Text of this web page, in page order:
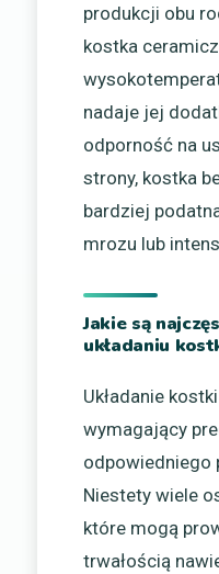
produkcji obu
kostka
nadaje jej
odporność na
strony, kostka
bardziej
mrozu lub
Jakie są
układaniu
Układanie
wymagający
odpowiedniego
Niestety wiele
które mogą
trwałością